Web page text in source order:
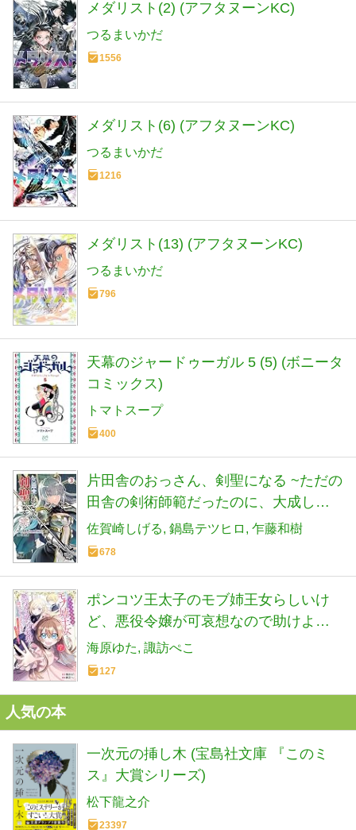
メダリスト(2) (アフタヌーンKC)
つるまいかだ
1556
メダリスト(6) (アフタヌーンKC)
つるまいかだ
1216
メダリスト(13) (アフタヌーンKC)
つるまいかだ
796
天幕のジャードゥーガル 5 (5) (ボニータ
コミックス)
トマトスープ
400
片田舎のおっさん、剣聖になる ~ただの
田舎の剣術師範だったのに、大成した
弟子たちが俺を放ってくれない件~ 3 (3)
(ヤングチャンピオンコミックス)
佐賀崎しげる 鍋島テツヒロ 乍藤和樹
678
ポンコツ王太子のモブ姉王女らしいけ
ど、悪役令嬢が可哀想なので助けよう
と思います〜王女ルートがない！？な
ら作ればいいのよ！〜＠COMIC 第1巻
海原ゆた 諏訪ぺこ
127
人気の本
一次元の挿し木 (宝島社文庫 『このミ
ス』大賞シリーズ)
松下龍之介
23397